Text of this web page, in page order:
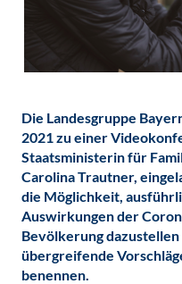
Die Landesgruppe
2021 zu einer
Staatsministerin für
Carolina Trautner,
die Möglichkeit,
Auswirkungen der
Bevölkerung
übergreifende
benennen.